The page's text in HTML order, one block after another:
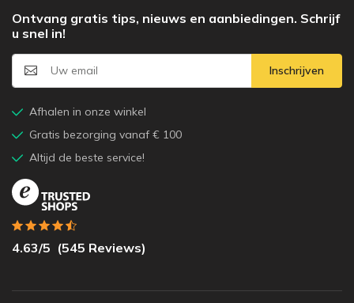
Ontvang gratis tips, nieuws en aanbiedingen. Schrijf
u snel in!
Inschrijven
Afhalen in onze winkel
Gratis bezorging vanaf € 100
Altijd de beste service!
4.63/5 (545 Reviews)